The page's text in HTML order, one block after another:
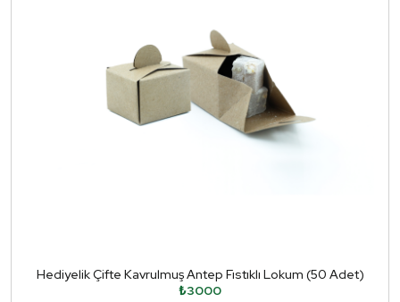
Hediyelik Çifte Kavrulmuş Antep Fıstıklı Lokum (50 Adet)
₺3000